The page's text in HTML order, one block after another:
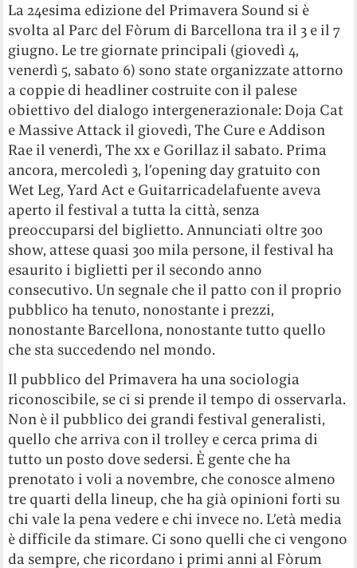
La 24esima edizione del Primavera Sound si è
svolta al Parc del Fòrum di Barcellona tra il 3 e il 7
giugno. Le tre giornate principali (giovedì 4,
venerdì 5, sabato 6) sono state organizzate attorno
a coppie di headliner costruite con il palese
obiettivo del dialogo intergenerazionale: Doja Cat
e Massive Attack il giovedì, The Cure e Addison
Rae il venerdì, The xx e Gorillaz il sabato. Prima
ancora, mercoledì 3, l’opening day gratuito con
Wet Leg, Yard Act e Guitarricadelafuente aveva
aperto il festival a tutta la città, senza
preoccuparsi del biglietto. Annunciati oltre 300
show, attese quasi 300 mila persone, il festival ha
esaurito i biglietti per il secondo anno
consecutivo. Un segnale che il patto con il proprio
pubblico ha tenuto, nonostante i prezzi,
nonostante Barcellona, nonostante tutto quello
che sta succedendo nel mondo.
Il pubblico del Primavera ha una sociologia
riconoscibile, se ci si prende il tempo di osservarla.
Non è il pubblico dei grandi festival generalisti,
quello che arriva con il trolley e cerca prima di
tutto un posto dove sedersi. È gente che ha
prenotato i voli a novembre, che conosce almeno
tre quarti della lineup, che ha già opinioni forti su
chi vale la pena vedere e chi invece no. L’età media
è difficile da stimare. Ci sono quelli che ci vengono
da sempre, che ricordano i primi anni al Fòrum